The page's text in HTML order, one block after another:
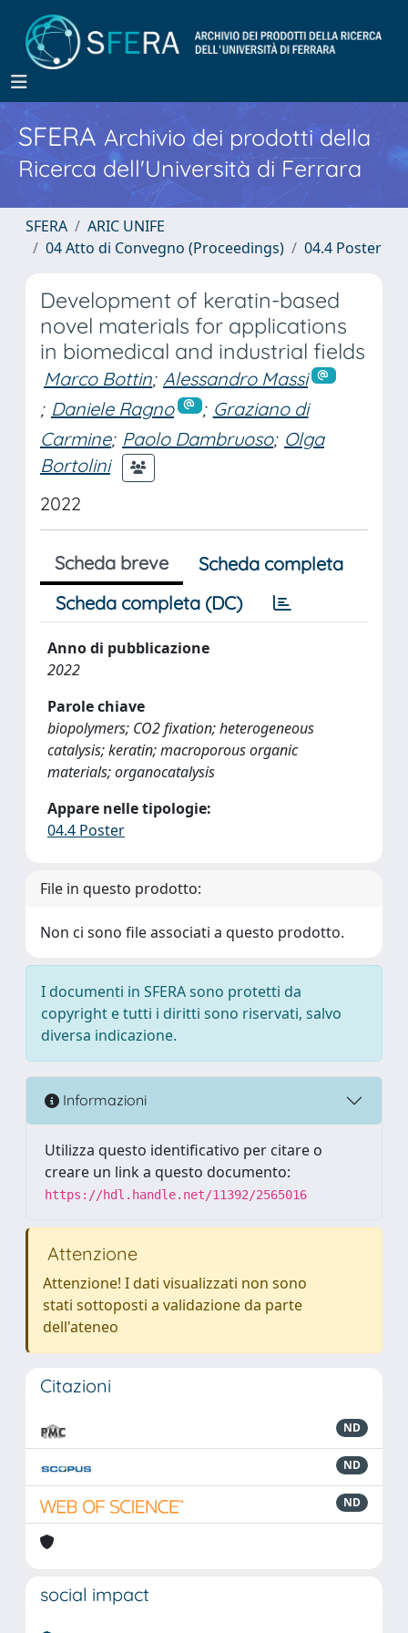
SFERA Archivio dei prodotti della
Ricerca dell'Università di Ferrara
SFERA
ARIC UNIFE
04 Atto di Convegno (Proceedings)
04.4 Poster
Development of keratin-based
novel materials for applications
in biomedical and industrial fields
Marco Bottin; Alessandro Massi
; Daniele Ragno ; Graziano di
Carmine; Paolo Dambruoso; Olga
Bortolini
2022
Scheda breve
Scheda completa
Scheda completa (DC)
Anno di pubblicazione
2022
Parole chiave
biopolymers; CO2 fixation; heterogeneous
catalysis; keratin; macroporous organic
materials; organocatalysis
Appare nelle tipologie:
04.4 Poster
File in questo prodotto:
Non ci sono file associati a questo prodotto.
I documenti in SFERA sono protetti da
copyright e tutti i diritti sono riservati, salvo
diversa indicazione.
Informazioni
Utilizza questo identificativo per citare o
creare un link a questo documento:
https://hdl.handle.net/11392/2565016
Attenzione
Attenzione! I dati visualizzati non sono
stati sottoposti a validazione da parte
dell'ateneo
Citazioni
ND
ND
ND
social impact